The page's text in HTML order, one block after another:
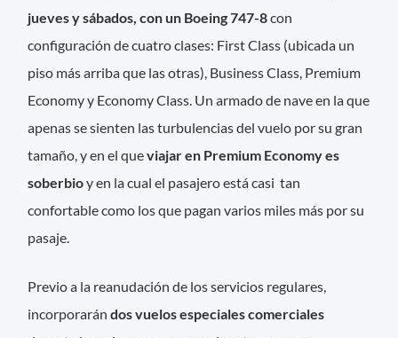
jueves y sábados, con un Boeing 747-8con
configuración de cuatro clases: First Class (ubicada un
piso más arriba que las otras), Business Class, Premium
Economy y Economy Class. Un armado de nave en la que
apenas se sienten las turbulencias del vuelo por su gran
tamaño, y en el queviajar en Premium Economy es
soberbioy en la cual el pasajero está casi tan
confortable como los que pagan varios miles más por su
pasaje.
Previo a la reanudación de los servicios regulares,
incorporarándos vuelos especiales comerciales